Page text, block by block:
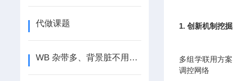
代做课题
WB 杂带多、背景脏不用愁，吉奥蓝图来搞定
1. 创新机制挖掘
多组学联用方
调控网络